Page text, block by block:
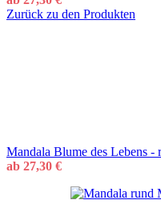
Zurück zu den Produkten
Mandala Blume des Lebens
ab 27,30 €